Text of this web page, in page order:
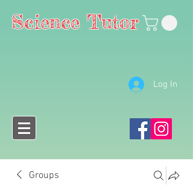
Science Tutor
Log In
Groups